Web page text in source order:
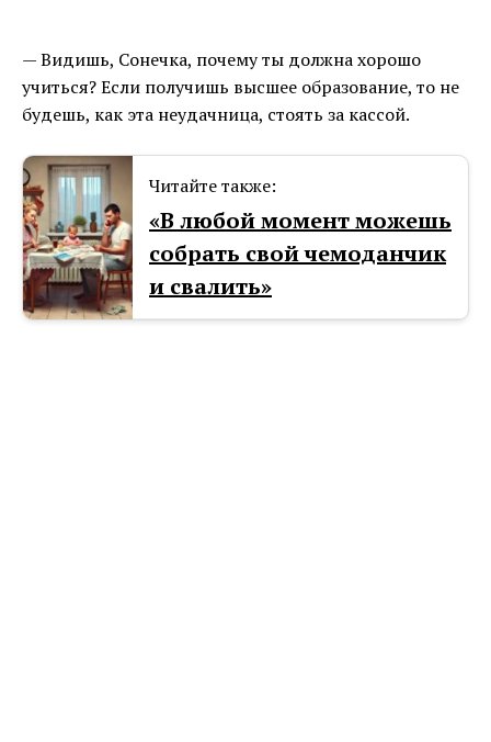
— Видишь, Сонечка, почему ты должна хорошо
учиться? Если получишь высшее образование, то не
будешь, как эта неудачница, стоять за кассой.
Читайте также:
«В любой момент можешь
собрать свой чемоданчик
и свалить»